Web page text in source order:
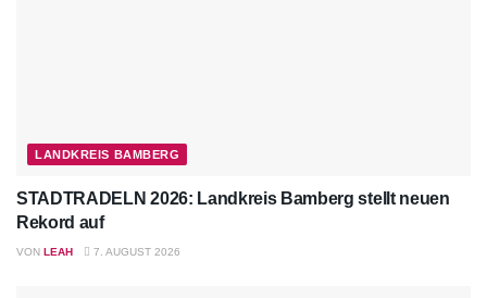
LANDKREIS BAMBERG
STADTRADELN 2026: Landkreis Bamberg stellt neuen
Rekord auf
VON LEAH 7. AUGUST 2026